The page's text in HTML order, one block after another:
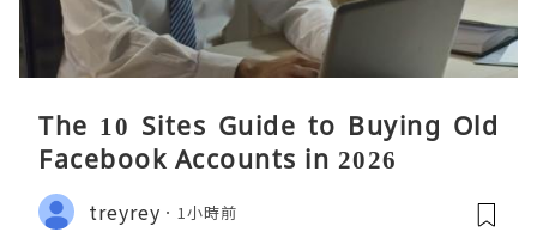
The 10 Sites Guide to Buying Old
Facebook Accounts in 2026
treyrey 1小時前